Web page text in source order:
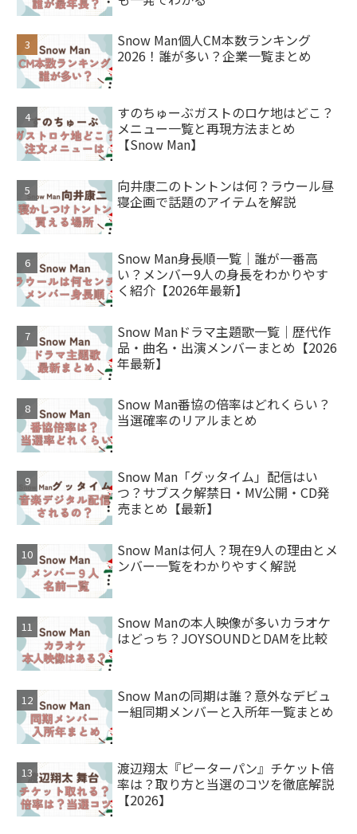
Snow Man個人CM本数ランキング
2026！誰が多い？企業一覧まとめ
すのちゅーぶガストのロケ地はどこ？
メニュー一覧と再現方法まとめ
【Snow Man】
向井康二のトントンは何？ラウール昼
寝企画で話題のアイテムを解説
Snow Man身長順一覧｜誰が一番高
い？メンバー9人の身長をわかりやす
く紹介【2026年最新】
Snow Manドラマ主題歌一覧｜歴代作
品・曲名・出演メンバーまとめ【2026
年最新】
Snow Man番協の倍率はどれくらい？
当選確率のリアルまとめ
Snow Man「グッタイム」配信はい
つ？サブスク解禁日・MV公開・CD発
売まとめ【最新】
Snow Manは何人？現在9人の理由とメ
ンバー一覧をわかりやすく解説
Snow Manの本人映像が多いカラオケ
はどっち？JOYSOUNDとDAMを比較
Snow Manの同期は誰？意外なデビュ
ー組同期メンバーと入所年一覧まとめ
渡辺翔太『ピーターパン』チケット倍
率は？取り方と当選のコツを徹底解説
【2026】